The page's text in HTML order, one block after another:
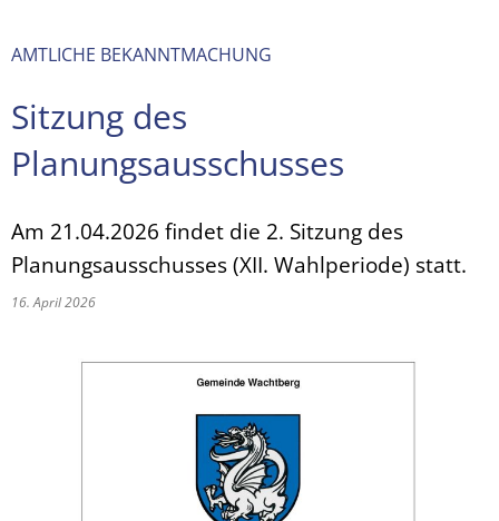
AMTLICHE BEKANNTMACHUNG
Sitzung des
Planungsausschusses
Am 21.04.2026 findet die 2. Sitzung des
Planungsausschusses (XII. Wahlperiode) statt.
16. April 2026